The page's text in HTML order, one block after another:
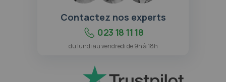
Contactez nos experts
023 18 11 18
du lundi au vendredi de 9h à 18h